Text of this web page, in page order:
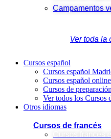
Campamentos
Ver toda la
Cursos español
Cursos español
Cursos español online
Cursos de
Ver todos los Cursos
Otros idiomas
Cursos de francés
Cursos francés